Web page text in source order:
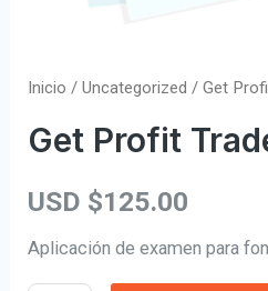
Inicio /Uncategorized / Get
Get Profit
USD $125.00
Aplicación de examen para